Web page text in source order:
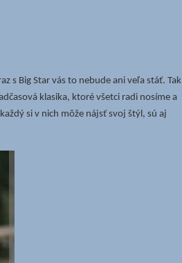
s Big Star vás to nebude ani veľa stáť. Tak
klasika, ktoré všetci radi nosíme a
si v nich môže nájsť svoj štýl, sú aj